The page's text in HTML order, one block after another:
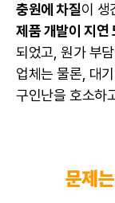
충원에 차질이 생
제품 개발이 지연
되었고, 원가 부
업체는 물론, 대
구인난을 호소하
문제